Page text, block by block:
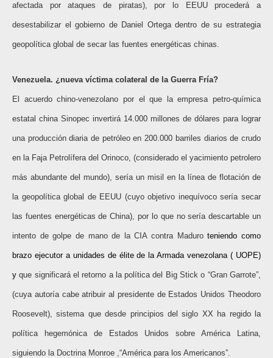
afectada por ataques de piratas), por lo EEUU procederá a
desestabilizar el gobierno de Daniel Ortega dentro de su estrategia
geopolítica global de secar las fuentes energéticas chinas.
Venezuela. ¿nueva víctima colateral de la Guerra Fría?
El acuerdo chino-venezolano por el que la empresa petro-química
estatal china Sinopec invertirá 14.000 millones de dólares para lograr
una producción diaria de petróleo en 200.000 barriles diarios de crudo
en la Faja Petrolífera del Orinoco, (considerado el yacimiento petrolero
más abundante del mundo), sería un misil en la línea de flotación de
la geopolítica global de EEUU (cuyo objetivo inequívoco sería secar
las fuentes energéticas de China), por lo que no sería descartable un
intento de golpe de mano de la CIA contra Maduroteniendo como
brazo ejecutor a unidades de élite de la Armada venezolana ( UOPE)
yque significará el retorno a la política del Big Stick o “Gran Garrote”,
(cuya autoría cabe atribuir al presidente de Estados Unidos Theodoro
Roosevelt), sistema que desde principios del siglo XX ha regido la
política hegemónica de Estados Unidos sobre América Latina,
siguiendo la Doctrina Monroe ,“América para los Americanos”.